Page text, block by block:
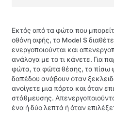
Εκτός από τα φώτα που
οθόνη αφής, το Model S
ενεργοποιούνται και
ανάλογα με το τι κάνετε. Για
φώτα, τα φώτα θέσης, τα πίσω
δαπέδου ανάβουν όταν
ανοίγετε μια πόρτα και όταν
στάθμευσης.
ένα ή δύο λεπτά ή όταν